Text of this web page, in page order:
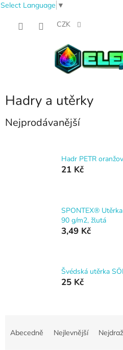
Select Language ▼
CZK
Hadry a utěrky
Nejprodávanější
Hadr PETR
21 Kč
SPONTEX®
90 g/m2, žlutá
3,49 Kč
Švédská utěrka
25 Kč
Abecedně Nejlevnější